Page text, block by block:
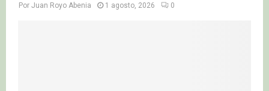
Por Juan Royo Abenia 1 agosto, 2026 0